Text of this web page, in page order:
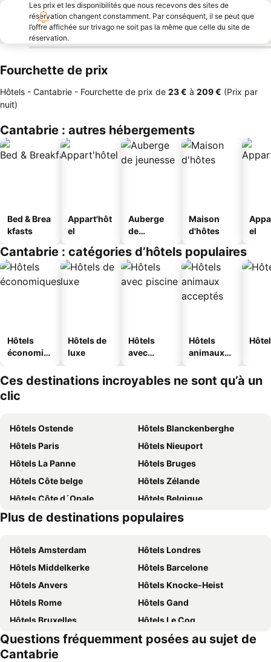
Les prix et les disponibilités que nous recevons des sites de
réservation changent constamment. Par conséquent, il se peut que
l’offre affichée sur trivago ne soit pas la même que celle du site de
réservation.
Fourchette de prix
Hôtels - Cantabrie - Fourchette de prix de ‎23 € à ‎209 € (Prix par
nuit)
Cantabrie : autres hébergements
Bed & Brea
kfasts
Appart'hôt
el
Auberge
de
Maison
d'hôtes
el
Cantabrie : catégories d’hôtels populaires
Hôtels
économiq
Hôtels de
luxe
Hôtels
avec
Hôtels
animaux
Ces destinations incroyables ne sont qu’à un
clic
Hôtels Ostende
Hôtels Blanckenberghe
Hôtels Paris
Hôtels Nieuport
Hôtels La Panne
Hôtels Bruges
Hôtels Côte belge
Hôtels Zélande
Hôtels Côte d´Opale
Hôtels Belgique
Hôtels Majorque
Hôtels Luxembourg
Plus de destinations populaires
Hôtels Amsterdam
Hôtels Londres
Hôtels Middelkerke
Hôtels Barcelone
Hôtels Anvers
Hôtels Knocke-Heist
Hôtels Rome
Hôtels Gand
Hôtels Bruxelles
Hôtels Le Coq
Hôtels Rotterdam
Hôtels Hasselt
Hôtels Le Touquet-Paris-Plage
Questions fréquemment posées au sujet de
Cantabrie